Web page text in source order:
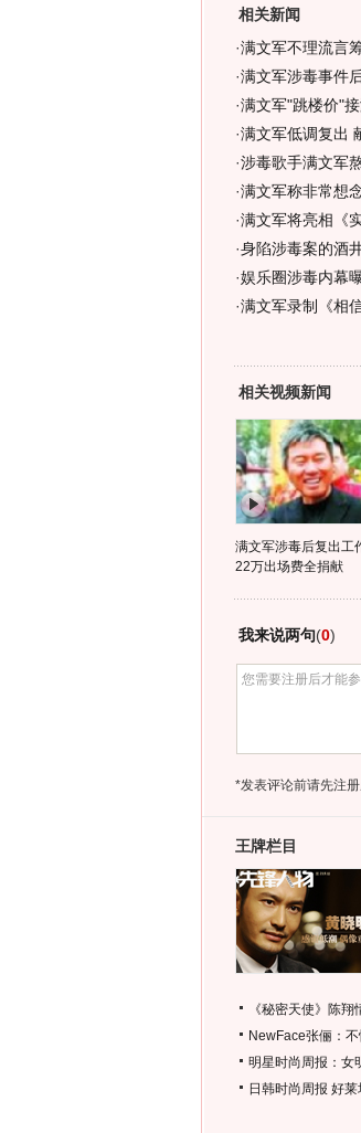
相关新闻
·满文军不理流言
·满文军涉毒事件
·满文军"跳楼价"
·满文军低调复出
·涉毒歌手满文军
·满文军称非常想
·满文军将亮相《
·身陷涉毒案的酒
·娱乐圈涉毒内幕
·满文军录制《相
相关视频新闻
满文军涉毒后复出工
22万出场费全捐献
我来说两句(0)
*发表评论前请先注
王牌栏目
《秘密天使》陈
NewFace张俪：不
明星时尚周报：女
日韩时尚周报 好莱